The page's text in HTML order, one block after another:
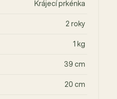
Krájecí prkénka
2 roky
1 kg
39 cm
20 cm